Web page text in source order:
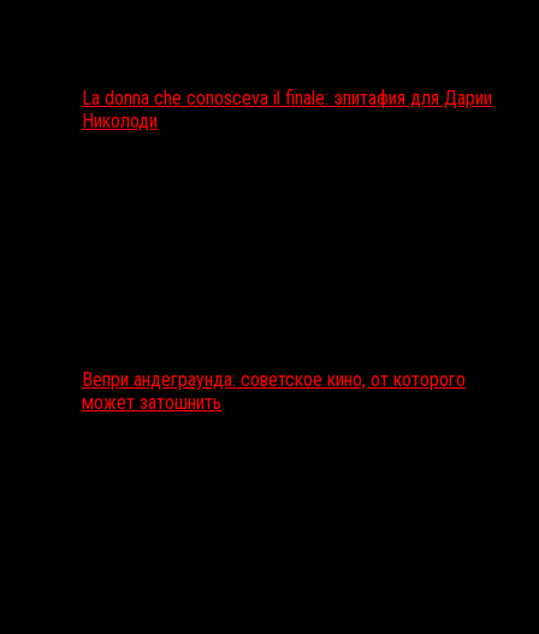
La donna che conosceva il finale: эпитафия для Дарии
Николоди
Вепри андеграунда: советское кино, от которого
может затошнить